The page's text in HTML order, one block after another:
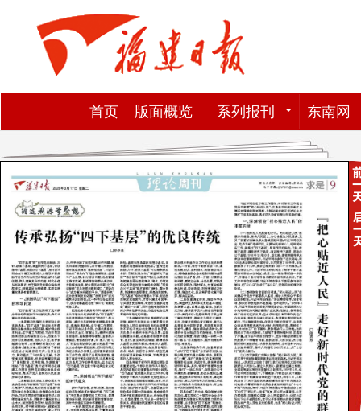
首页 版面概览 系列报刊 东南网